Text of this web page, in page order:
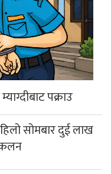
पक्राउ
सोमबार दुई लाख